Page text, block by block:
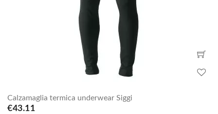
Calzamaglia termica underwear Siggi
€43.11